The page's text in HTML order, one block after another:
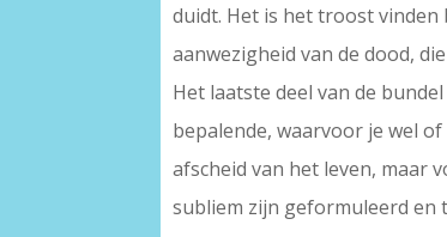
duidt. Het is het troost
aanwezigheid van de dood,
Het laatste deel van de
bepalende, waarvoor je wel
afscheid van het leven, maar
subliem zijn geformuleerd en